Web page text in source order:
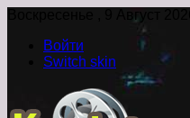
Воскресенье , 9 Август 2026
Войти
Switch skin